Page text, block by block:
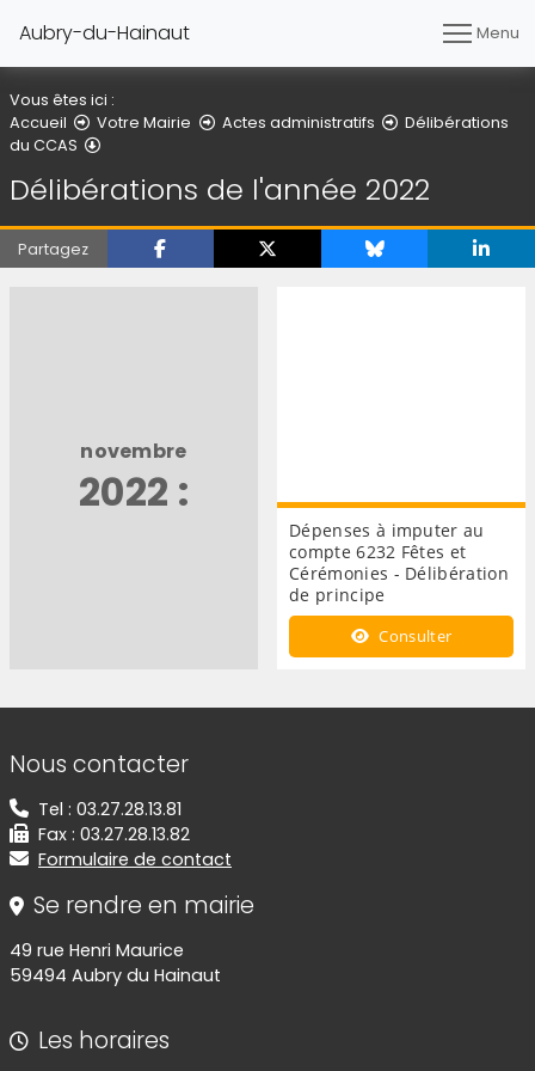
Aubry-du-Hainaut Menu
Vous êtes ici :
Accueil
Votre Mairie Actes administratifs
Délibérations
du CCAS
Délibérations de l'année 2022
Partagez
novembre
2022 :
Dépenses à imputer au
compte 6232 Fêtes et
Cérémonies - Délibération
de principe
Consulter
Informations de contact
Nous contacter
Tel : 03.27.28.13.81
Fax : 03.27.28.13.82
Formulaire de contact
Se rendre en mairie
49 rue Henri Maurice
59494 Aubry du Hainaut
Les horaires